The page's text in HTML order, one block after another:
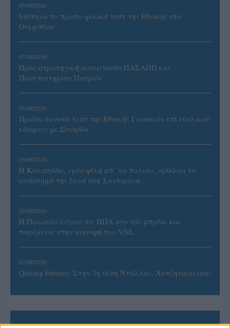
05/08/2026
Ισόπαλο το πρωτο φιλικό τεστ της Εθνικής στο
Ουρμπίνο
05/08/2026
Προς στρατηγική συνεργασία ΠΑΣΑΠΠ και
Πανεπιστημίου Πατρών
05/08/2026
Πρώτο δυνατό τεστ της Εθνικής Γυναικών επί ιταλικού
εδάφους με Σουηδία
05/08/2026
Η Καλαπόδα, «μία φίλη απ’ τα παλιά», ορθώνει το
ανάστημά της ξανά στη Σαντορίνη
02/08/2026
Η Πολωνία λύγισε τις ΗΠΑ στο τάι μπρέικ και
παρέμεινε στην κορυφή του VNL
02/08/2026
Qidong Futures: Στην 3η θέση Ντάλλας, Χατζηνικολάου